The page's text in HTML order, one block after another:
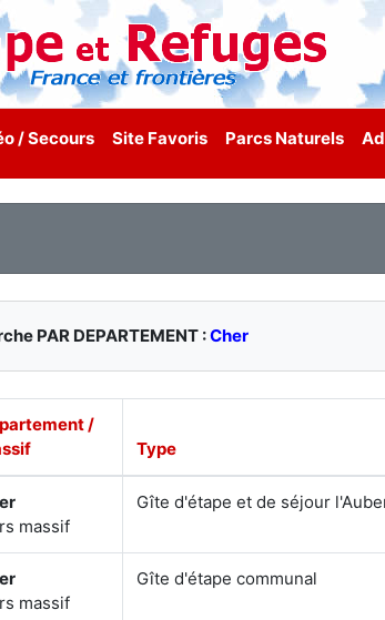
/ Secours Site Favoris Parcs Naturels
PAR DEPARTEMENT :Cher
/
Type
massif
Gîte d'étape et de séjour
massif
Gîte d'étape communal